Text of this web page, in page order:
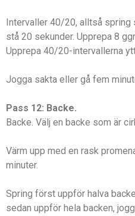
Intervaller 40/20, alltså spring
stå 20 sekunder. Upprepa 8
Upprepa 40/20-intervallerna
Jogga sakta eller gå fem
Pass 12: Backe.
Backe. Välj en backe som är
Värm upp med en rask
minuter.
Spring först uppför halva
sedan uppför hela backen,